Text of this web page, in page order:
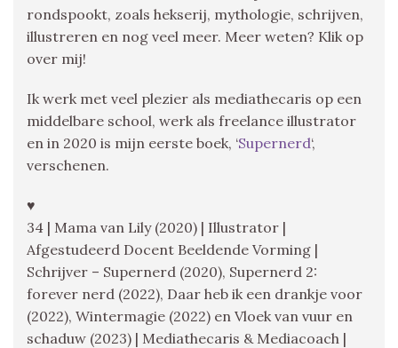
rondspookt, zoals hekserij, mythologie, schrijven,
illustreren en nog veel meer. Meer weten? Klik op
over mij!
Ik werk met veel plezier als mediathecaris op een
middelbare school, werk als freelance illustrator
en in 2020 is mijn eerste boek, ‘Supernerd‘,
verschenen.
♥
34 | Mama van Lily (2020) | Illustrator |
Afgestudeerd Docent Beeldende Vorming |
Schrijver – Supernerd (2020), Supernerd 2:
forever nerd (2022), Daar heb ik een drankje voor
(2022), Wintermagie (2022) en Vloek van vuur en
schaduw (2023) | Mediathecaris & Mediacoach |